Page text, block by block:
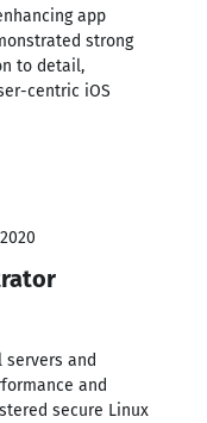
app
strong
to detail,
centric iOS
and
and
secure Linux